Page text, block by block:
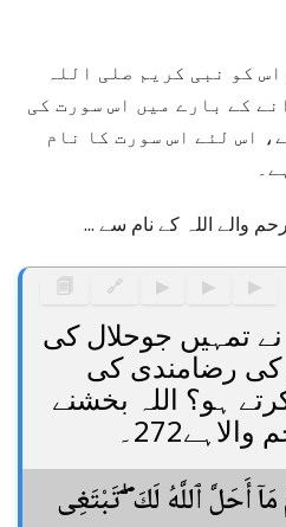
کو نبی کریم صلی اللہ
کے بارے میں اس سورت کی
اس لئے اس سورت کا نام
والے اللہ کے نام سے ...
▶
▶
▶
🔗
🗐
نے تمہیں جوحلال کی
کی رضامندی کی
ہو؟ اللہ بخشنے
مَآ أَحَلَّ ٱللَّهُ لَكَ ۖ تَبْتَغِى